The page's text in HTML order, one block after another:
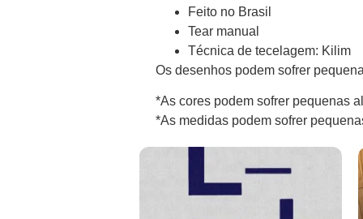
Feito no Brasil
Tear manual
Técnica de tecelagem: Kilim
Os desenhos podem sofrer
*As cores podem sofrer pequenas
*As medidas podem sofrer